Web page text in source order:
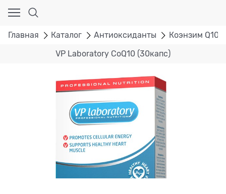
Главная Каталог Антиоксиданты Коэнзим Q10
VP Laboratory CoQ10 (30капс)